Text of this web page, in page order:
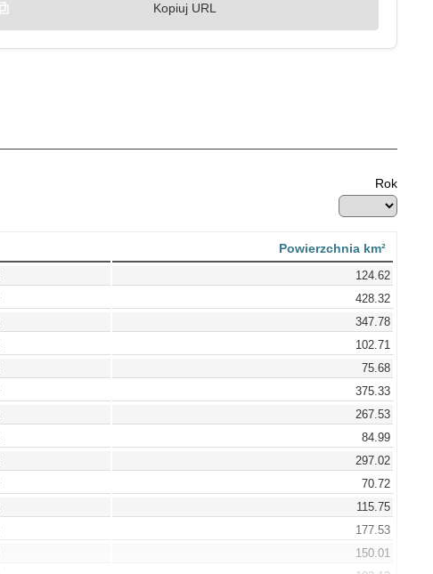
Kopiuj URL
Rok
Powierzchnia km²
124.62
428.32
347.78
102.71
75.68
375.33
267.53
84.99
297.02
70.72
115.75
177.53
150.01